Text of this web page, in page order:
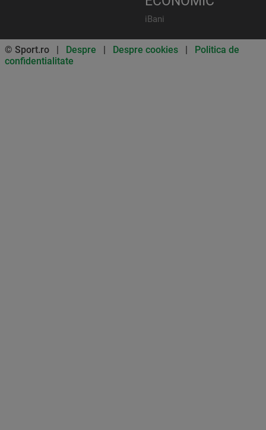
iBani
© Sport.ro | Despre | Despre cookies | Politica de
confidentialitate